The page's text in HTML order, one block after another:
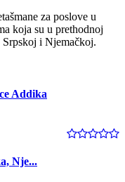
za poslove u
koja su u prethodnoj
Srpskoj i Njemačkoj.
Addika
Nje...